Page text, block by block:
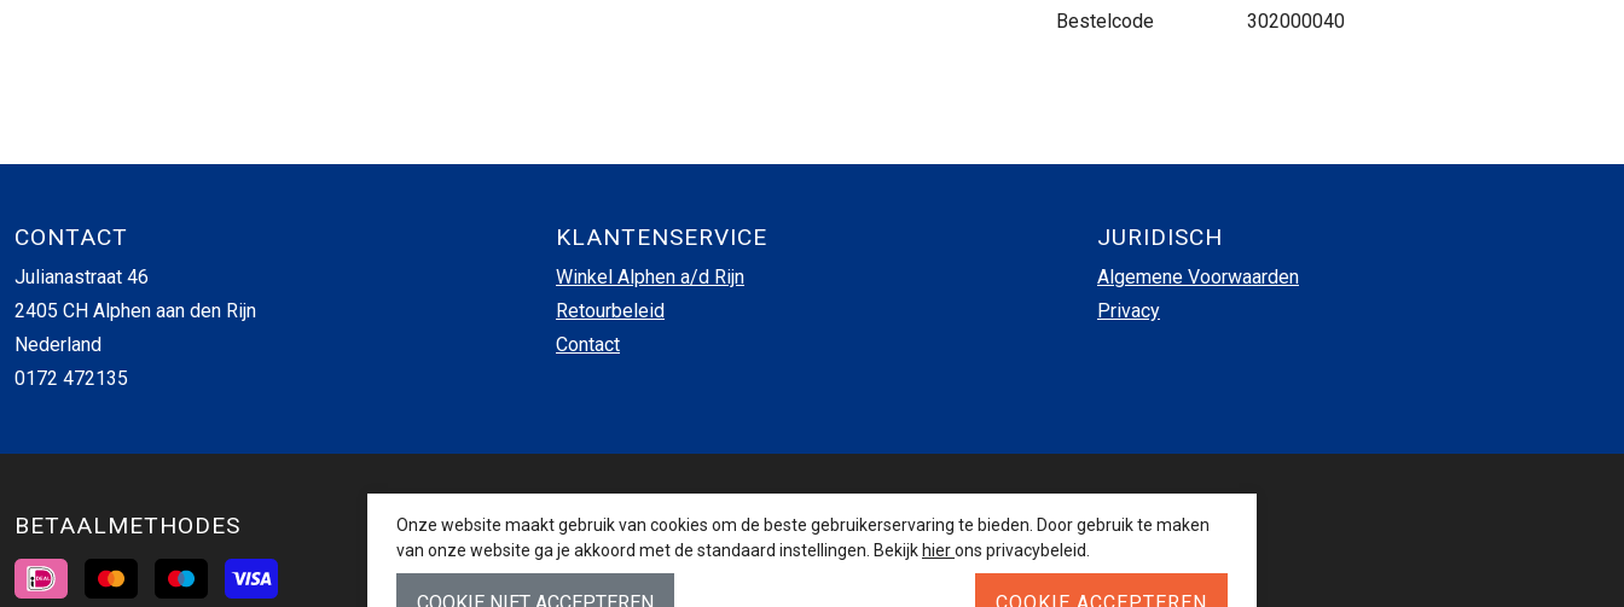
Bestelcode
302000040
CONTACT
Julianastraat 46
2405 CH Alphen aan den Rijn
Nederland
0172 472135
KLANTENSERVICE
Winkel Alphen a/d Rijn
Retourbeleid
Contact
JURIDISCH
Algemene Voorwaarden
Privacy
BETAALMETHODES INSCHRIJVEN NIEUWSBRIEF VOLG ONS
Onze website maakt gebruik van cookies om de beste gebruikerservaring te bieden. Door gebruik te maken
van onze website ga je akkoord met de standaard instellingen. Bekijk hierons privacybeleid.